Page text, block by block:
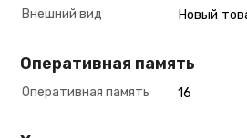
Внешний вид
Новый
Оперативная память
Оперативная память 16